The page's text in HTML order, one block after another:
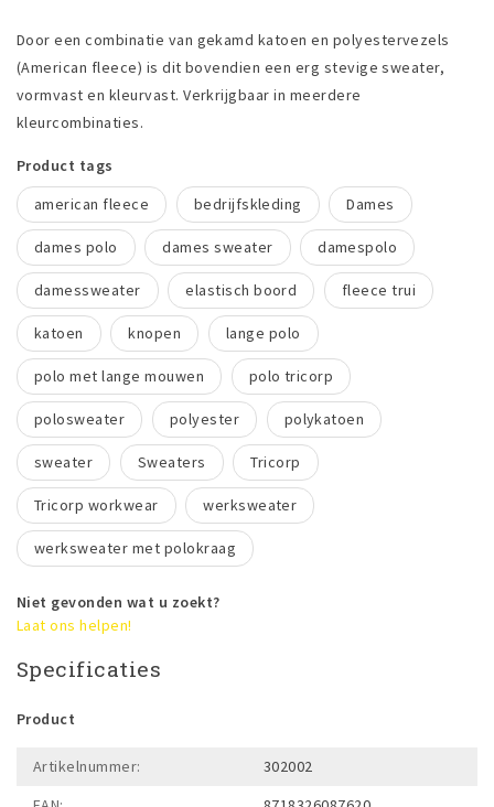
Door een combinatie van gekamd katoen en polyestervezels
(American fleece) is dit bovendien een erg stevige sweater,
vormvast en kleurvast. Verkrijgbaar in meerdere
kleurcombinaties.
Product tags
american fleece
bedrijfskleding Dames
dames polo dames sweater damespolo
damessweater elastisch boord fleece trui
katoen knopen lange polo
polo met lange mouwen polo tricorp
polosweater polyester polykatoen
sweater Sweaters Tricorp
Tricorp workwear werksweater
werksweater met polokraag
Niet gevonden wat u zoekt?
Laat ons helpen!
Specificaties
Product
Artikelnummer:
302002